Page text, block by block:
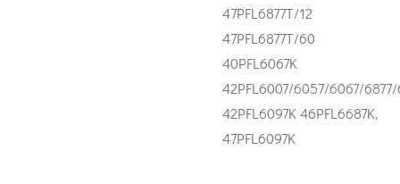
47PFL6877T/12
47PFL6877T/60
40PFL6067K
42PFL6007/6057/6067/
42PFL6097K 46PFL6687K,
47PFL6097K